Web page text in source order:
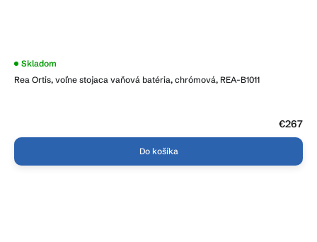
Rea Ortis, voľne stojaca vaňová batéria, chrómová, REA-B1011
Skladom
€267
Do košíka